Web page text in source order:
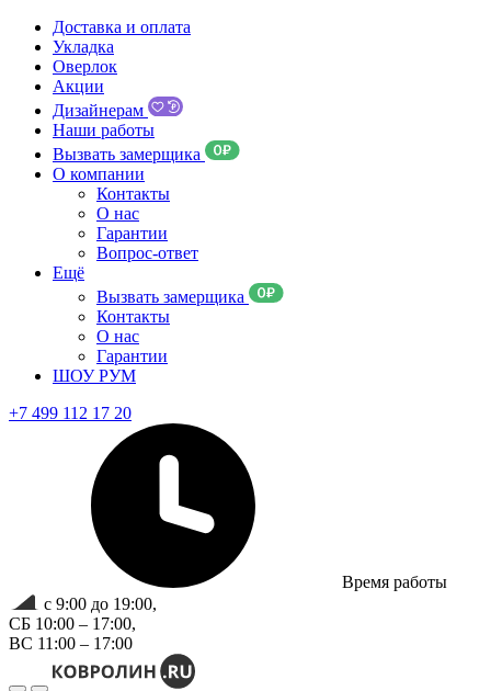
Доставка и оплата
Укладка
Оверлок
Акции
Дизайнерам
Наши работы
Вызвать замерщика
О компании
Контакты
О нас
Гарантии
Вопрос-ответ
Ещё
Вызвать замерщика
Контакты
О нас
Гарантии
ШОУ РУМ
+7 499 112 17 20
Время работы
с 9:00 до 19:00,
СБ 10:00 – 17:00,
ВС 11:00 – 17:00